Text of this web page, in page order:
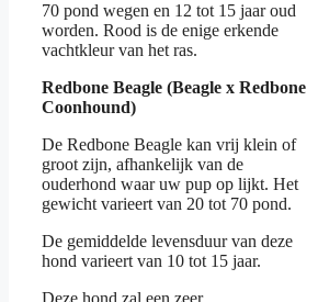
70 pond wegen en 12 tot 15 jaar oud
worden. Rood is de enige erkende
vachtkleur van het ras.
Redbone Beagle (Beagle x Redbone
Coonhound)
De Redbone Beagle kan vrij klein of
groot zijn, afhankelijk van de
ouderhond waar uw pup op lijkt. Het
gewicht varieert van 20 tot 70 pond.
De gemiddelde levensduur van deze
hond varieert van 10 tot 15 jaar.